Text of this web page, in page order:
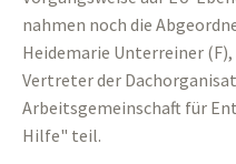
nahmen noch die
Heidemarie Unterreiner
Vertreter der
Arbeitsgemeinschaft für
Hilfe" teil.